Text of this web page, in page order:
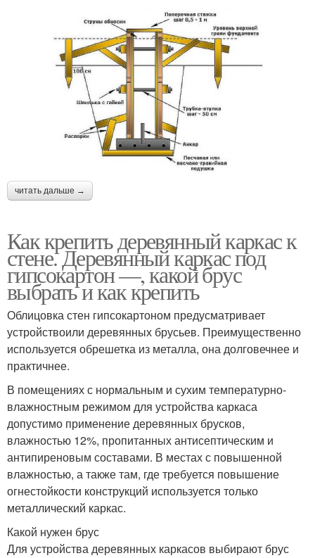
читать дальше →
Как крепить деревянный каркас к
стене. Деревянный каркас под
гипсокартон —, какой брус
выбрать и как крепить
Облицовка стен гипсокартоном предусматривает
устройствоили деревянных брусьев. Преимущественно
используется обрешетка из металла, она долговечнее и
практичнее.
В помещениях с нормальным и сухим температурно-
влажностным режимом для устройства каркаса
допустимо применение деревянных брусков,
влажностью 12%, пропитанных антисептическим и
антипиреновым составами. В местах с повышенной
влажностью, а также там, где требуется повышение
огнестойкости конструкций используется только
металлический каркас.
Какой нужен брус
Для устройства деревянных каркасов выбирают брус